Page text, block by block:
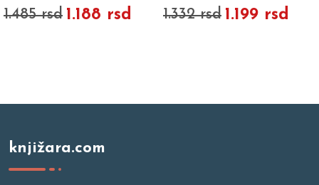
1.485 rsd 1.188 rsd 1.332 rsd 1.199 rsd
knjižara.com